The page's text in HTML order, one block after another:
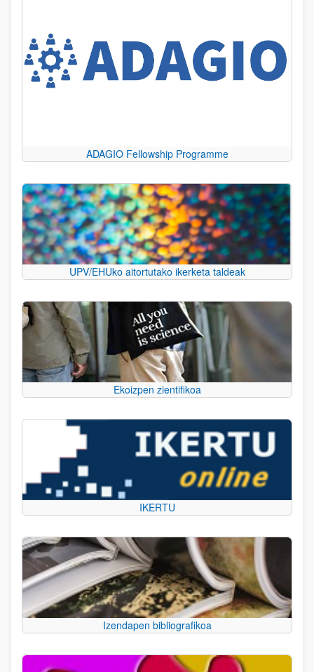
ADAGIO Fellowship Programme
UPV/EHUko aitortutako ikerketa taldeak
Ekoizpen zientifikoa
IKERTU
Izendapen bibliografikoa